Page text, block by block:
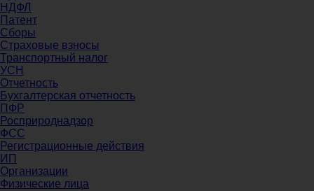
НДФЛ
Патент
Сборы
Страховые взносы
Транспортный налог
УСН
Отчетность
Бухгалтерская отчетность
ПФР
Росприроднадзор
ФСС
Регистрационные действия
ИП
Организации
Физические лица